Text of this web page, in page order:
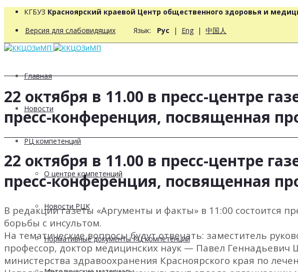
КГБУЗ Красноярский краевой Центр общественного здоровья и
Версия для слабовидящих Язык: Рус | Eng | 中国人
Главная
Новости
РЦ компетенций
О центре компетенций
Новости РЦК
Нормативные документы РЦ компетенций
22 октября в 11.00 в пресс-центре
пресс-конференция, посвященная
22 октября в 11.00 в пресс-центре
пресс-конференция, посвященная
В редакции газеты «Аргументы и факты» в 11:00 состоится
борьбы с инсультом.
На тематические вопросы будут отвечать: заместитель
профессор, доктор медицинских наук — Павел
министерства здравоохранения Красноярского края по